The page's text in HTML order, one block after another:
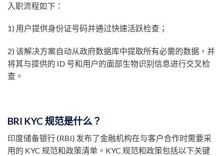
入职流程如下：
1) 用户提供身份证号码并通过快速活跃检查；
2) 该解决方案自动从政府数据库中提取所有必需的数据，并
将其与提供的 ID 号和用户的面部生物识别信息进行交叉检
查。
BRI KYC 规范是什么？
印度储备银行 (RBI) 发布了金融机构在与客户合作时需要采
用的 KYC 规范和政策清单。KYC 规范和政策包括以下关键